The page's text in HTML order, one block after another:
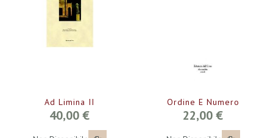
Ad Limina II
40,00 €
Ordine E Numero
22,00 €